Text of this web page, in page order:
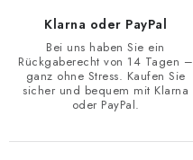
Klarna oder PayPal
Bei uns haben Sie ein
Rückgaberecht von 14 Tagen –
ganz ohne Stress. Kaufen Sie
sicher und bequem mit Klarna
oder PayPal.